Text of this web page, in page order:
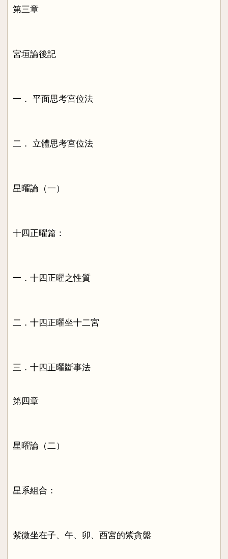
第三章
宮垣論後記
一． 平面思考宮位法
二． 立體思考宮位法
星曜論（一）
十四正曜篇：
一．十四正曜之性質
二．十四正曜坐十二宮
三．十四正曜斷事法
第四章
星曜論（二）
星系組合：
紫微坐在子、午、卯、酉宮的紫貪盤